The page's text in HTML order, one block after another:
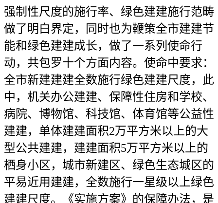
强制性尺度的施行率、绿色建建施行范畴
做了明白界定，同时也为鞭策全市建建节
能和绿色建建成长，做了一系列使命行
动，共包罗十个方面内容。使命中要求：
全市新建建建全数施行绿色建建尺度，此
中，机关办公建建、保障性住房和学校、
病院、博物馆、科技馆、体育馆等公益性
建建，单体建建面积2万平方米以上的大
型公共建建，建建面积5万平方米以上的
栖身小区，城市新建区、绿色生态城区的
平易近用建建，全数施行一星级以上绿色
建建尺度。《实施方案》的保障办法，是